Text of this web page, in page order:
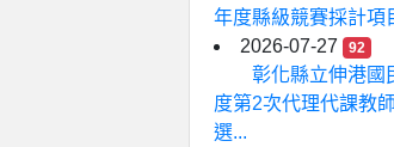
年度縣級競賽採計項
2026-07-27
92
彰化縣立伸港國
度第2次代理代課教
選...